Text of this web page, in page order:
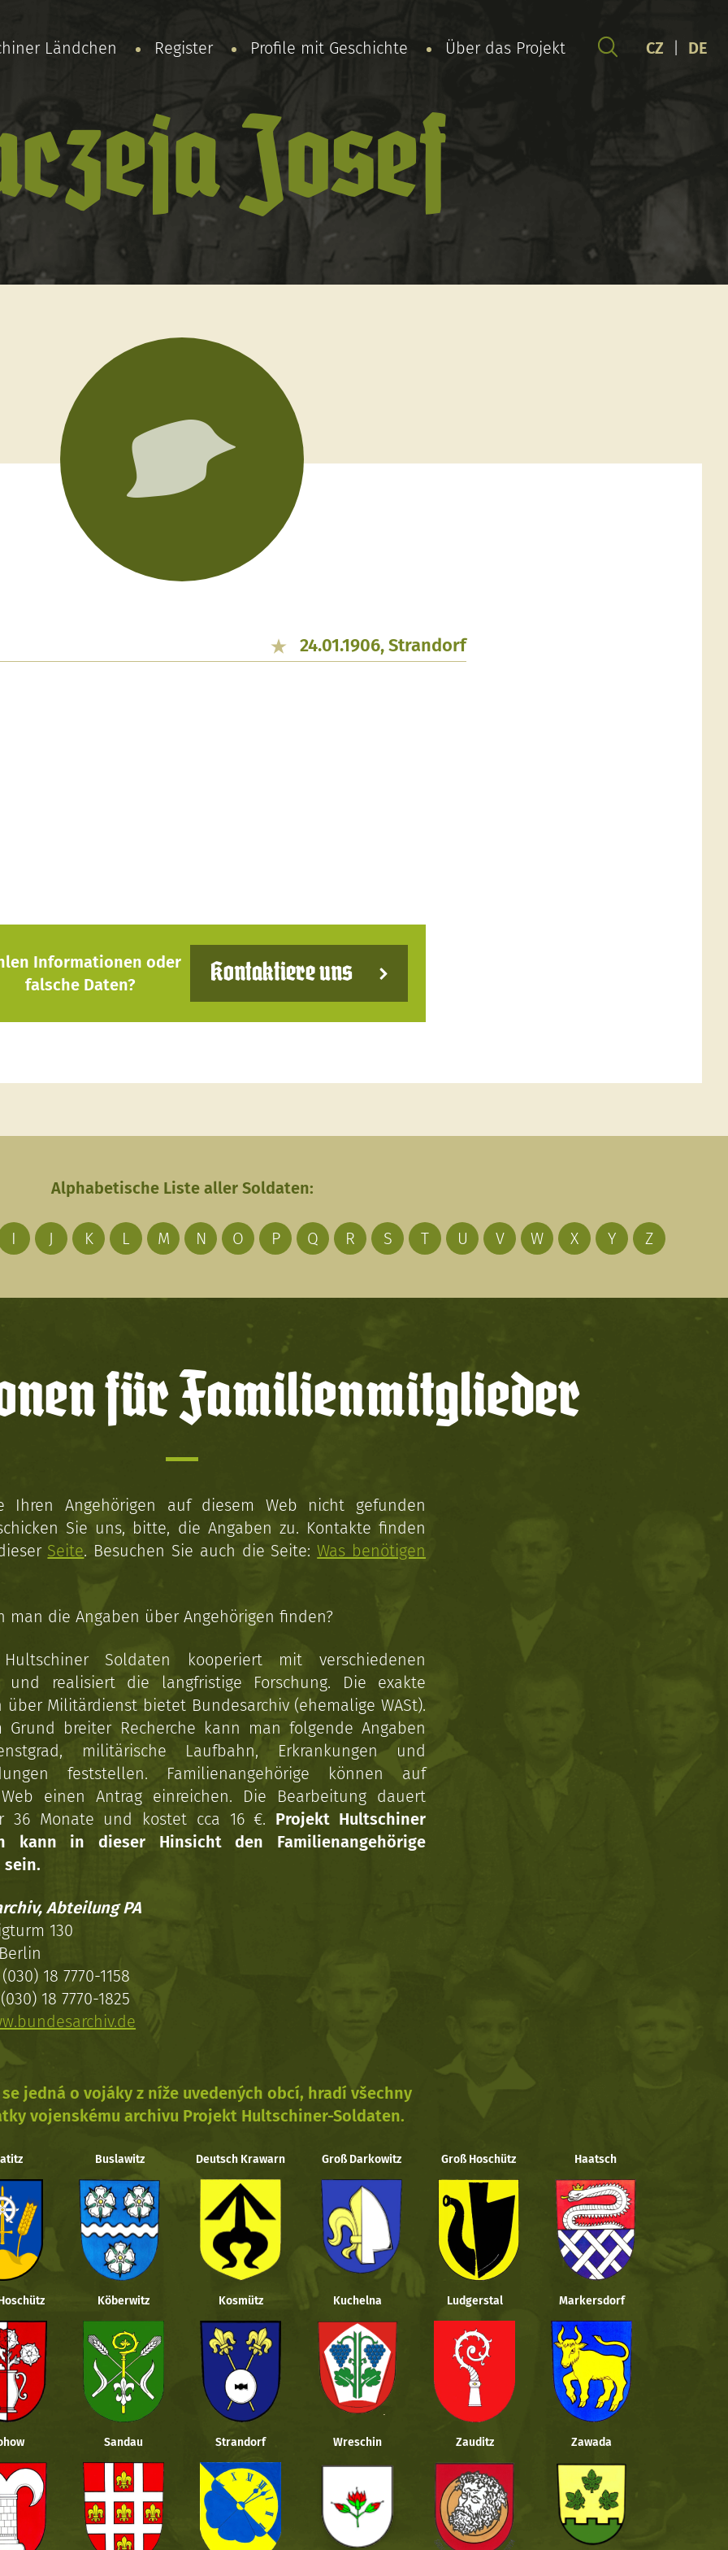
Ländchen Register Profile mit Geschichte Über das Projekt CZ DE
Josef
24.01.1906, Strandorf
Informationen oder
falsche Daten?
Kontaktiere uns
Alphabetische Liste aller Soldaten:
I J K L M N O P Q R S T U V W X Y Z
für Familienmitglieder
Ihren Angehörigen auf diesem Web nicht gefunden
Sie uns, bitte, die Angaben zu. Kontakte finden
Seite. Besuchen Sie auch die Seite:Was benötigen
man die Angaben über Angehörigen finden?
Soldaten kooperiert mit verschiedenen
und realisiert die langfristige Forschung. Die exakte
über Militärdienst bietet Bundesarchiv (ehemalige WASt).
Grund breiter Recherche kann man folgende Angaben
militärische Laufbahn, Erkrankungen und
feststellen. Familienangehörige können auf
einen Antrag einreichen. Die Bearbeitung dauert
36 Monate und kostet cca 16 €. Projekt Hultschiner
kann in dieser Hinsicht den Familienangehörige
Abteilung PA
130
18 7770-1158
18 7770-1825
jedná o vojáky z níže uvedených obcí, hradí všechny
vojenskému archivu Projekt Hultschiner-Soldaten.
Buslawitz Deutsch Krawarn Groß Darkowitz Groß Hoschütz Haatsch
Köberwitz Kosmütz Kuchelna Ludgerstal Markersdorf
Sandau Strandorf Wreschin Zauditz Zawada